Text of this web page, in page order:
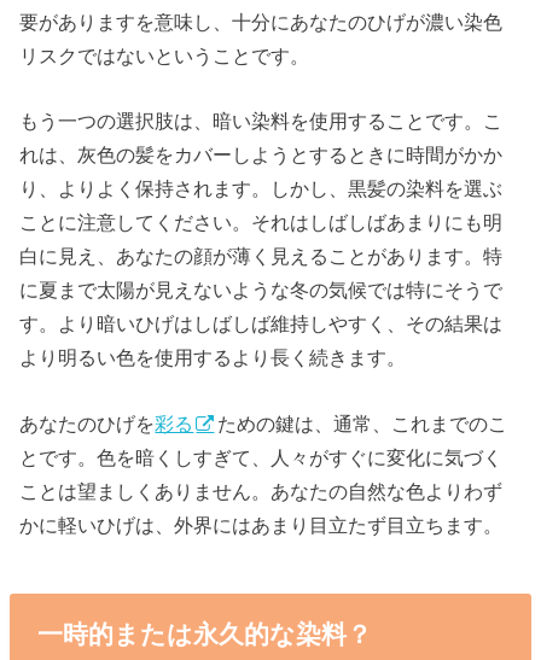
要がありますを意味し、十分にあなたのひげが濃い染色
リスクではないということです。
もう一つの選択肢は、暗い染料を使用することです。こ
れは、灰色の髪をカバーしようとするときに時間がかか
り、よりよく保持されます。しかし、黒髪の染料を選ぶ
ことに注意してください。それはしばしばあまりにも明
白に見え、あなたの顔が薄く見えることがあります。特
に夏まで太陽が見えないような冬の気候では特にそうで
す。より暗いひげはしばしば維持しやすく、その結果は
より明るい色を使用するより長く続きます。
あなたのひげを彩る
ための鍵は、通常、これまでのこ
とです。色を暗くしすぎて、人々がすぐに変化に気づく
ことは望ましくありません。あなたの自然な色よりわず
かに軽いひげは、外界にはあまり目立たず目立ちます。
一時的または永久的な染料？